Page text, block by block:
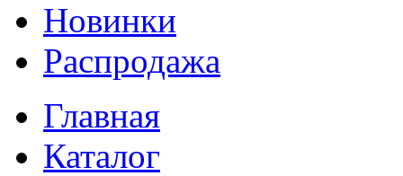
Новинки
Распродажа
Главная
Каталог